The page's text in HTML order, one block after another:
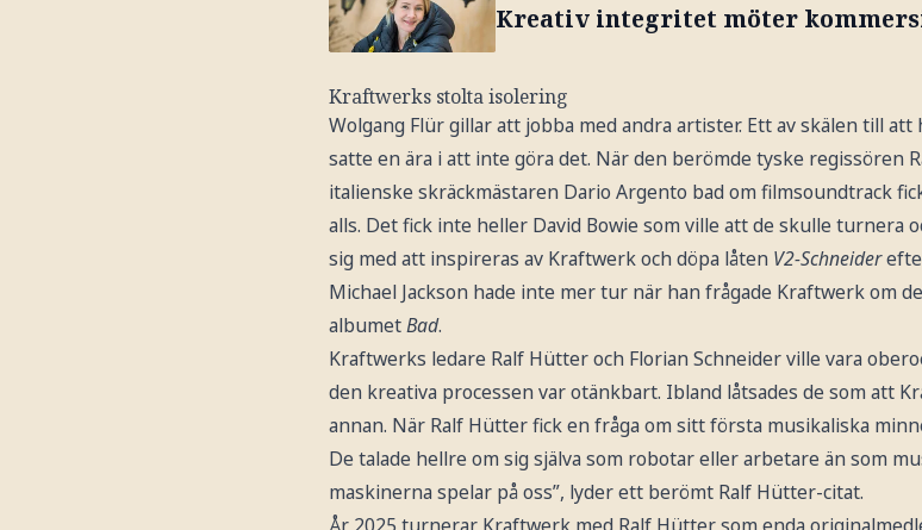
Kreativ integritet möter
Kraftwerks stolta isolering
Wolgang Flür gillar att jobba med andra artister. Ett av skälen till
satte en ära i att inte göra det. När den berömde tyske regissören
italienske skräckmästaren Dario Argento bad om filmsoundtrack
alls. Det fick inte heller David Bowie som ville att de skulle turnera
sig med att inspireras av Kraftwerk och döpa låten V2-Schneider
Michael Jackson hade inte mer tur när han frågade Kraftwerk om
albumetBad.
Kraftwerks ledare Ralf Hütter och Florian Schneider ville vara
den kreativa processen var otänkbart. Ibland låtsades de som att
annan. När Ralf Hütter fick en fråga om sitt första musikaliska
De talade hellre om sig själva som robotar eller arbetare än som
maskinerna spelar på oss”, lyder ett berömt Ralf Hütter-citat.